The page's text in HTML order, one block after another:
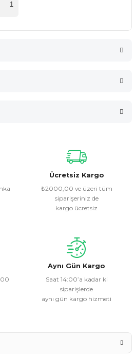
1
noktaları öneri formunu
teşekkür ederiz.
veya görüntülenemiyor.
daha pahalı.
olmalı.
Ücretsiz Kargo
₺2000,00 ve üzeri tüm
siparişeriniz de
kargo ücretsiz
Aynı Gün Kargo
Saat 14:00’a kadar ki
siparişlerde
aynı gün kargo hizmeti